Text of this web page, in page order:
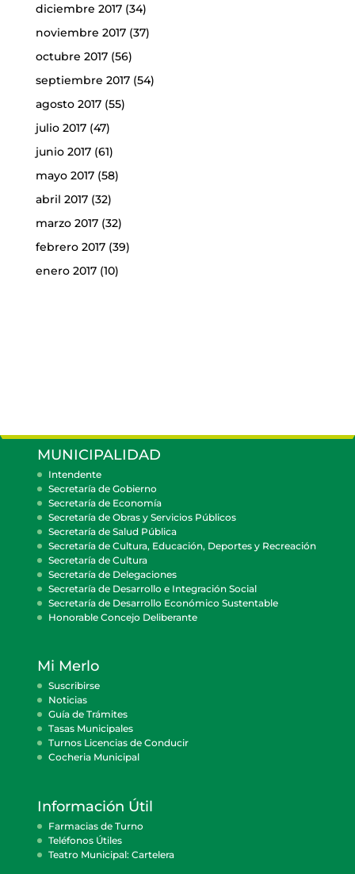
diciembre 2017(34)
noviembre 2017(37)
octubre 2017(56)
septiembre 2017(54)
agosto 2017(55)
julio 2017(47)
junio 2017(61)
mayo 2017(58)
abril 2017(32)
marzo 2017(32)
febrero 2017(39)
enero 2017(10)
MUNICIPALIDAD
Intendente
Secretaría de Gobierno
Secretaría de Economía
Secretaría de Obras y Servicios Públicos
Secretaría de Salud Pública
Secretaría de Cultura, Educación, Deportes y Recreación
Secretaría de Cultura
Secretaría de Delegaciones
Secretaría de Desarrollo e Integración Social
Secretaría de Desarrollo Económico Sustentable
Honorable Concejo Deliberante
Mi Merlo
Suscribirse
Noticias
Guía de Trámites
Tasas Municipales
Turnos Licencias de Conducir
Cocheria Municipal
Información Útil
Farmacias de Turno
Teléfonos Útiles
Teatro Municipal: Cartelera